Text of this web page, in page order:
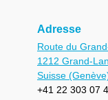
Adresse
Route du
1212 Grand-
Suisse
+41 22 303 07